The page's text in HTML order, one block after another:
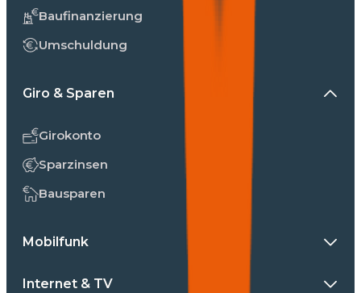
Baufinanzierung
Umschuldung
Giro & Sparen
Girokonto
Sparzinsen
Bausparen
Mobilfunk
Internet & TV